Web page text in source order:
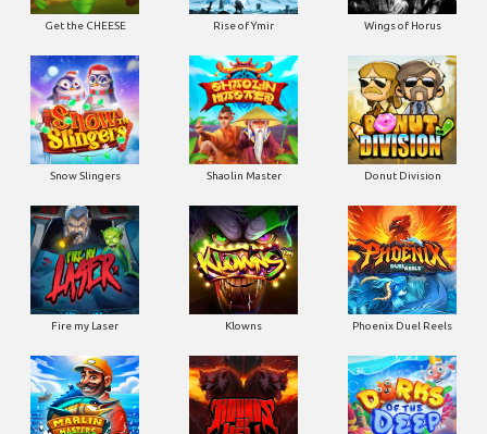
Get the CHEESE Rise of Ymir Wings of Horus
Snow Slingers Shaolin Master Donut Division
Fire my Laser Klowns Phoenix Duel Reels